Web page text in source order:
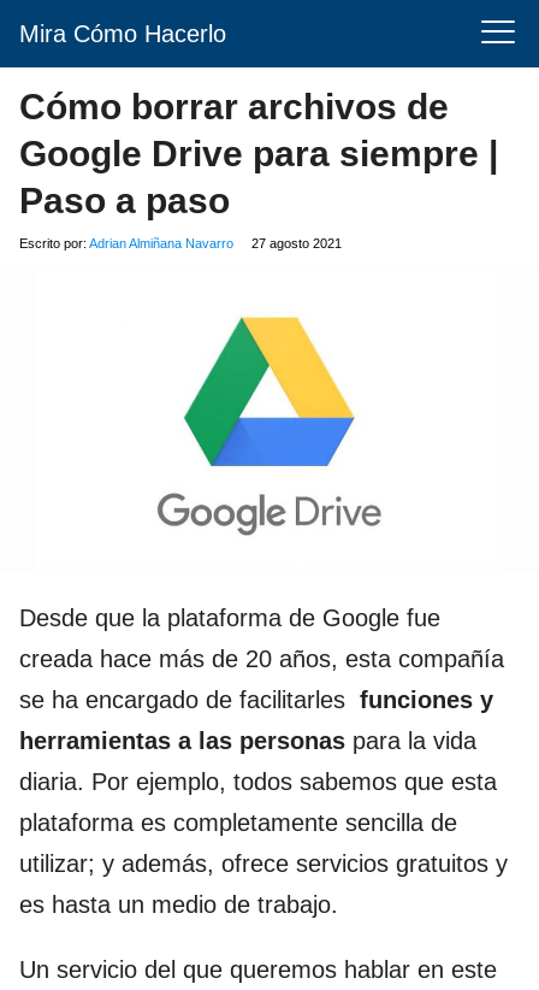
Mira Cómo Hacerlo
Cómo borrar archivos de
Google Drive para siempre |
Paso a paso
Escrito por: Adrian Almiñana Navarro 27 agosto 2021
Desde que la plataforma de Google fue
creada hace más de 20 años, esta compañía
se ha encargado de facilitarles funciones y
herramientas a las personas para la vida
diaria. Por ejemplo, todos sabemos que esta
plataforma es completamente sencilla de
utilizar; y además, ofrece servicios gratuitos y
es hasta un medio de trabajo.
Un servicio del que queremos hablar en este